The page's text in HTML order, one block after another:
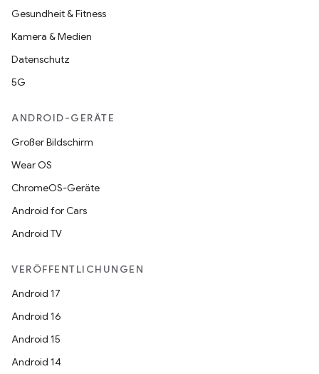
Gesundheit & Fitness
Kamera & Medien
Datenschutz
5G
ANDROID-GERÄTE
Großer Bildschirm
Wear OS
ChromeOS-Geräte
Android for Cars
Android TV
VERÖFFENTLICHUNGEN
Android 17
Android 16
Android 15
Android 14